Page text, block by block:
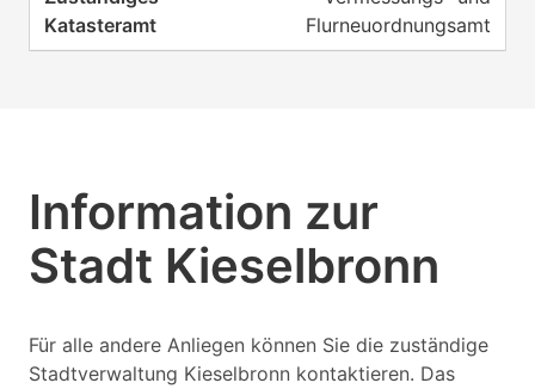
Flurneuordnungsamt
Information zur
Stadt Kieselbronn
Für alle andere Anliegen können Sie die zuständige
Stadtverwaltung Kieselbronn kontaktieren. Das